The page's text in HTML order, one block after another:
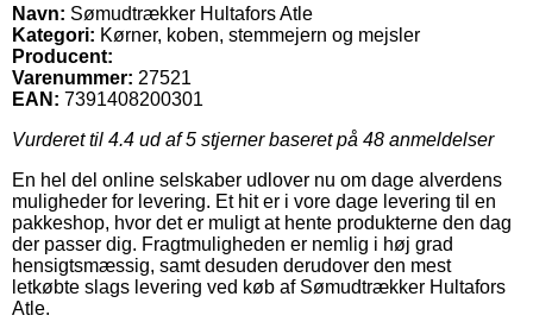
Navn: Sømudtrækker Hultafors Atle
Kategori: Kørner, koben, stemmejern og mejsler
Producent:
Varenummer: 27521
EAN: 7391408200301
Vurderet til 4.4 ud af 5 stjerner baseret på 48 anmeldelser
En hel del online selskaber udlover nu om dage alverdens
muligheder for levering. Et hit er i vore dage levering til en
pakkeshop, hvor det er muligt at hente produkterne den dag
der passer dig. Fragtmuligheden er nemlig i høj grad
hensigtsmæssig, samt desuden derudover den mest
letkøbte slags levering ved køb af Sømudtrækker Hultafors
Atle.